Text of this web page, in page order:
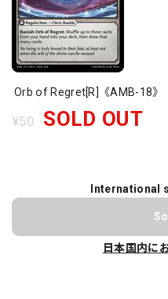
Orb of Regret[R]《AMB-18》
¥50 SOLD OUT
International
日本国内に